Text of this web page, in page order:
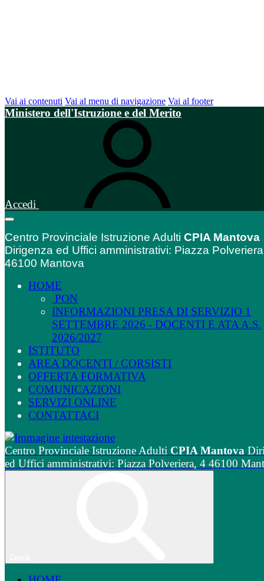
Vai ai contenuti Vai al menu di navigazione Vai al footer
Ministero dell'Istruzione e del Merito
Accedi
Centro Provinciale Istruzione Adulti CPIA Mantova
Dirigenza ed Uffici amministrativi: Piazza
46100 Mantova
HOME
PON
INFORMAZIONI PRESA DI SERVIZIO 1
SETTEMBRE 2026 - DOCENTI E ATA A.S.
2026/2027
ISTITUTO
AREA DOCENTI / CORSISTI
OFFERTA FORMATIVA
COMUNICAZIONI
SERVIZI ONLINE
CONTATTACI
Centro Provinciale Istruzione Adulti CPIA Mantova
ed Uffici amministrativi: Piazza Polveriera, 4 46100